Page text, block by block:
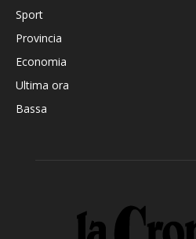
Sport
Provincia
Economia
Ultima ora
Bassa